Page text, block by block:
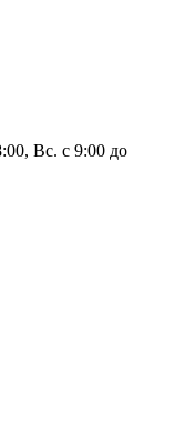
Вс. с 9:00 до